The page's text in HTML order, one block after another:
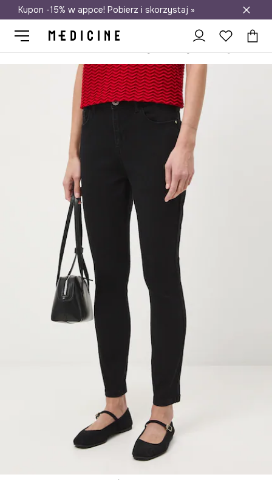
Darmowa dostawa do salonów
Kupon -15% w appce! Pobierz i skorzystaj »